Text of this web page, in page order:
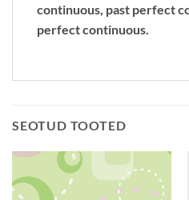
continuous, past perfect
perfect continuous.
SEOTUD TOOTED